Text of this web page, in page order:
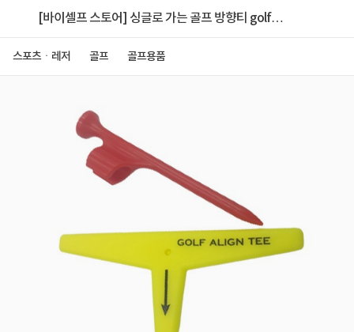
[바이셀프 스토어] 싱글로 가는 골프 방향티 golf
스포츠ㆍ레저 골프 골프용품